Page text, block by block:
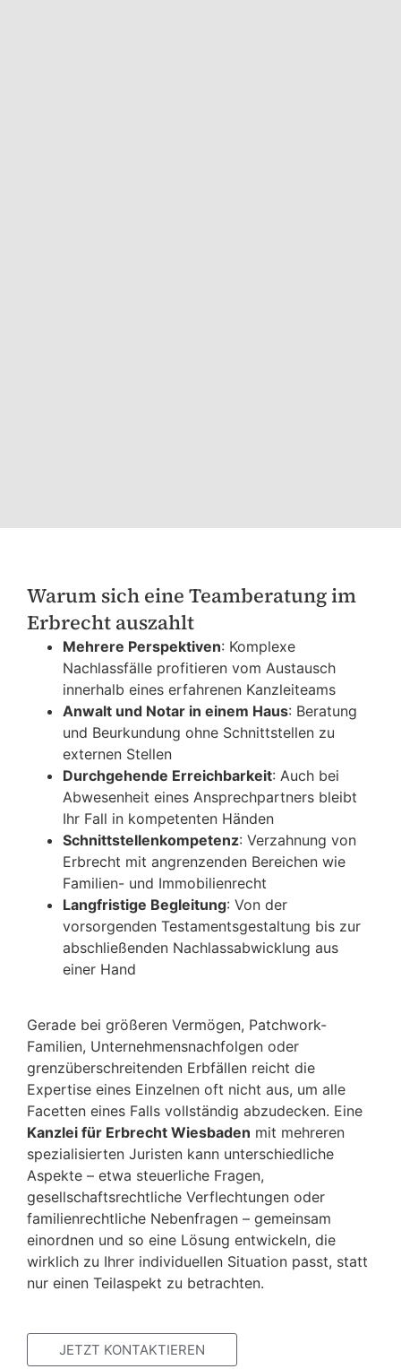
Warum sich eine Teamberatung im
Erbrecht auszahlt
Mehrere Perspektiven: Komplexe
Nachlassfälle profitieren vom Austausch
innerhalb eines erfahrenen Kanzleiteams
Anwalt und Notar in einem Haus: Beratung
und Beurkundung ohne Schnittstellen zu
externen Stellen
Durchgehende Erreichbarkeit: Auch bei
Abwesenheit eines Ansprechpartners bleibt
Ihr Fall in kompetenten Händen
Schnittstellenkompetenz: Verzahnung von
Erbrecht mit angrenzenden Bereichen wie
Familien- und Immobilienrecht
Langfristige Begleitung: Von der
vorsorgenden Testamentsgestaltung bis zur
abschließenden Nachlassabwicklung aus
einer Hand
Gerade bei größeren Vermögen, Patchwork-
Familien, Unternehmensnachfolgen oder
grenzüberschreitenden Erbfällen reicht die
Expertise eines Einzelnen oft nicht aus, um alle
Facetten eines Falls vollständig abzudecken. Eine
Kanzlei für Erbrecht Wiesbaden mit mehreren
spezialisierten Juristen kann unterschiedliche
Aspekte – etwa steuerliche Fragen,
gesellschaftsrechtliche Verflechtungen oder
familienrechtliche Nebenfragen – gemeinsam
einordnen und so eine Lösung entwickeln, die
wirklich zu Ihrer individuellen Situation passt, statt
nur einen Teilaspekt zu betrachten.
JETZT KONTAKTIEREN